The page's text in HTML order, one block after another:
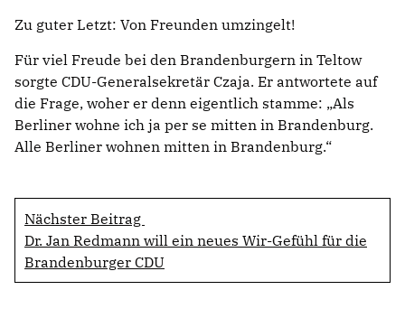
Zu guter Letzt: Von Freunden umzingelt!
Für viel Freude bei den Brandenburgern in Teltow
sorgte CDU-Generalsekretär Czaja. Er antwortete auf
die Frage, woher er denn eigentlich stamme: „Als
Berliner wohne ich ja per se mitten in Brandenburg.
Alle Berliner wohnen mitten in Brandenburg.“
Nächster Beitrag
Dr. Jan Redmann will ein neues Wir-Gefühl für die
Brandenburger CDU